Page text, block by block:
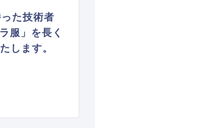
た技術者
服」を長く
します。